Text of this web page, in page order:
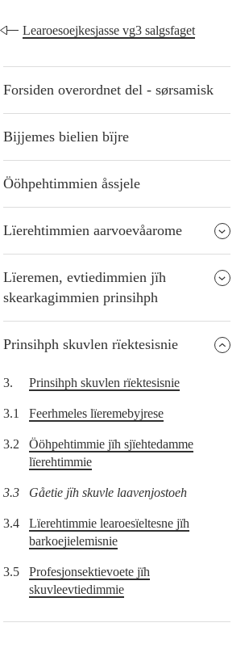
Learoesoejkesjasse vg3 salgsfaget
Forsiden overordnet del - sørsamisk
Bijjemes bielien bïjre
Ööhpehtimmien åssjele
Lïerehtimmien aarvoevåarome
Lïeremen, evtiedimmien jïh
skearkagimmien prinsihph
Prinsihph skuvlen rïektesisnie
3. Prinsihph skuvlen rïektesisnie
3.1 Feerhmeles lïeremebyjrese
3.2
Ööhpehtimmie jïh sjïehtedamme
lïerehtimmie
3.3 Gåetie jïh skuvle laavenjostoeh
3.4
Lïerehtimmie learoesïeltesne jïh
barkoejielemisnie
3.5
Profesjonsektievoete jïh
skuvleevtiedimmie